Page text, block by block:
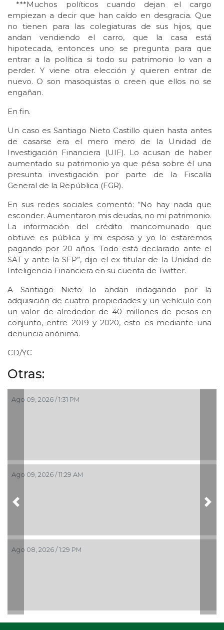
***Muchos políticos cuando dejan el cargo
empiezan a decir que han caído en desgracia. Que
no tienen para las colegiaturas de sus hijos, que
andan vendiendo el carro, que la casa está
hipotecada, entonces uno se pregunta para que
entrar a la política si todo su patrimonio lo van a
perder. Y viene otra elección y quieren entrar de
nuevo. O son masoquistas o creen que ellos no se
engañan.
En fin.
Un caso es Santiago Nieto Castillo quien hasta antes
de casarse era el mero mero de la Unidad de
Investigación Financiera (UIF). Lo acusan de haber
aumentado su patrimonio ya que pésa sobre él una
presunta investigación por parte de la Fiscalía
General de la República (FGR).
En sus redes sociales comentó: “No hay nada que
esconder. Aumentaron mis deudas, no mi patrimonio.
La información del crédito mancomunado que
obtuve es pública y mi esposa y yo lo estaremos
pagando por 20 años. Todo está declarado ante el
SAT y ante la SFP”, dijo el ex titular de la Unidad de
Inteligencia Financiera en su cuenta de Twitter.
A Santiago Nieto lo andan indagando por la
adquisición de cuatro propiedades y un vehículo con
un valor de alrededor de 40 millones de pesos en
conjunto, entre 2019 y 2020, esto es mediante una
denuncia anónima.
CD/YC
Otras:
Ago 09, 2026 / 1:31 PM
Ago 09, 2026 / 11:29 AM
Ago 08, 2026 / 1:29 PM
Previous